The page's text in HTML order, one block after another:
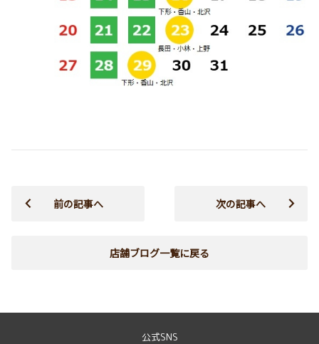
前の記事へ
店舗ブログ一覧に戻る
次の記事へ
公式SNS